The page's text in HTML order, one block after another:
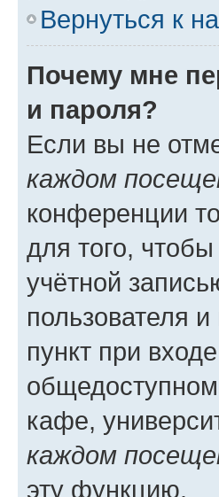
Вернуться к
Почему мне
и пароля?
Если вы не
каждом
конференции
для того,
учётной
пользователя
пункт при
кафе,
каждом
эту функцию.